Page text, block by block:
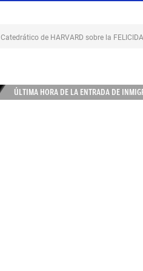
Catedrático de HARVARD sobre la
ÚLTIMA HORA DE LA ENTRADA DE